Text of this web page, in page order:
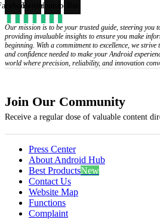
TwitterYoutube
Our mission is to be your trusted guide, steering you
providing invaluable insights to ensure you make
beginning. With a commitment to excellence, we
and confidence needed to make your Android
world where precision, reliability, and innovation
Join Our Community
Receive a regular dose of valuable content
Press Center
About Android Hub
Best ProductsNew
Contact Us
Website Map
Functions
Complaint